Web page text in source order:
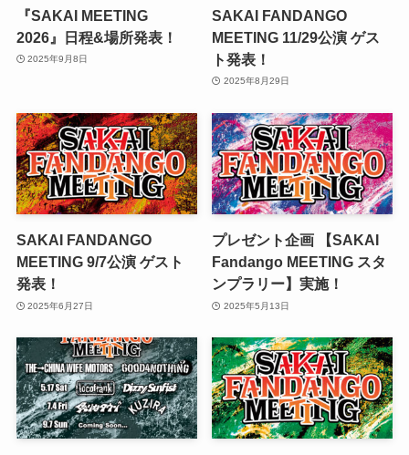
『SAKAI MEETING
2026』日程&場所発表！
2025年9月8日
SAKAI FANDANGO
MEETING 11/29公演 ゲス
ト発表！
2025年8月29日
SAKAI FANDANGO
MEETING 9/7公演 ゲスト
発表！
2025年6月27日
プレゼント企画 【SAKAI
Fandango MEETING スタ
ンプラリー】実施！
2025年5月13日